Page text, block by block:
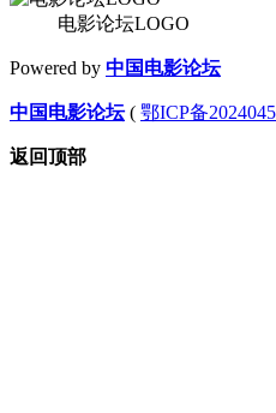
电影论坛LOGO
Powered by 中国电影论坛
中国电影论坛( 鄂ICP备
返回顶部